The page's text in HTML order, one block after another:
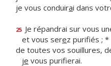
je vous conduirai dans
25 Je répandrai sur vous
et vous serez purifiés ; *
de toutes vos souillures,
je vous purifierai.